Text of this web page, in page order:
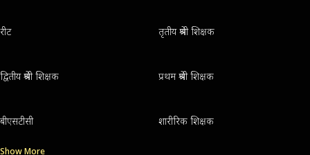
रीट तृतीय श्रेणी शिक्षक
द्वितीय श्रेणी शिक्षक प्रथम श्रेणी शिक्षक
बीएसटीसी शारीरिक शिक्षक
Show More